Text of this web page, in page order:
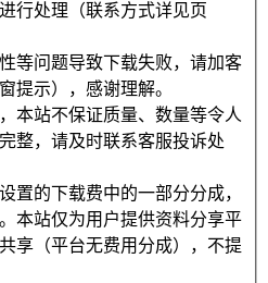
行处理（联系方式详见页
等问题导致下载失败，请加客
提示），感谢理解。
本站不保证质量、数量等令人
整，请及时联系客服投诉处
置的下载费中的一部分分成，
本站仅为用户提供资料分享平
享（平台无费用分成），不提